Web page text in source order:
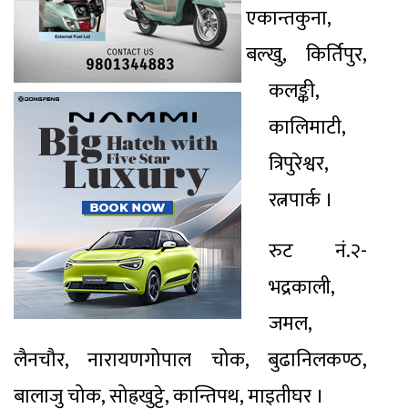
एकान्तकुना,
बल्खु, किर्तिपुर,
कलङ्की,
कालिमाटी,
त्रिपुरेश्वर,
रत्नपार्क ।
रुट नं.२-
भद्रकाली,
जमल,
लैनचौर, नारायणगोपाल चोक, बुढानिलकण्ठ,
बालाजु चोक, सोह्रखुट्टे, कान्तिपथ, माइतीघर ।